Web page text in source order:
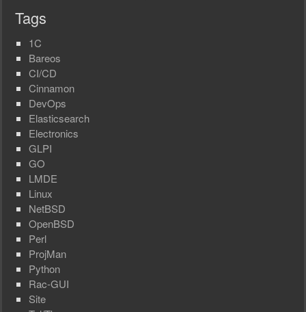
Tags
1C
Bareos
CI/CD
Cinnamon
DevOps
Elasticsearch
Electronics
GLPI
GO
LMDE
Linux
NetBSD
OpenBSD
Perl
ProjMan
Python
Rac-GUI
Site